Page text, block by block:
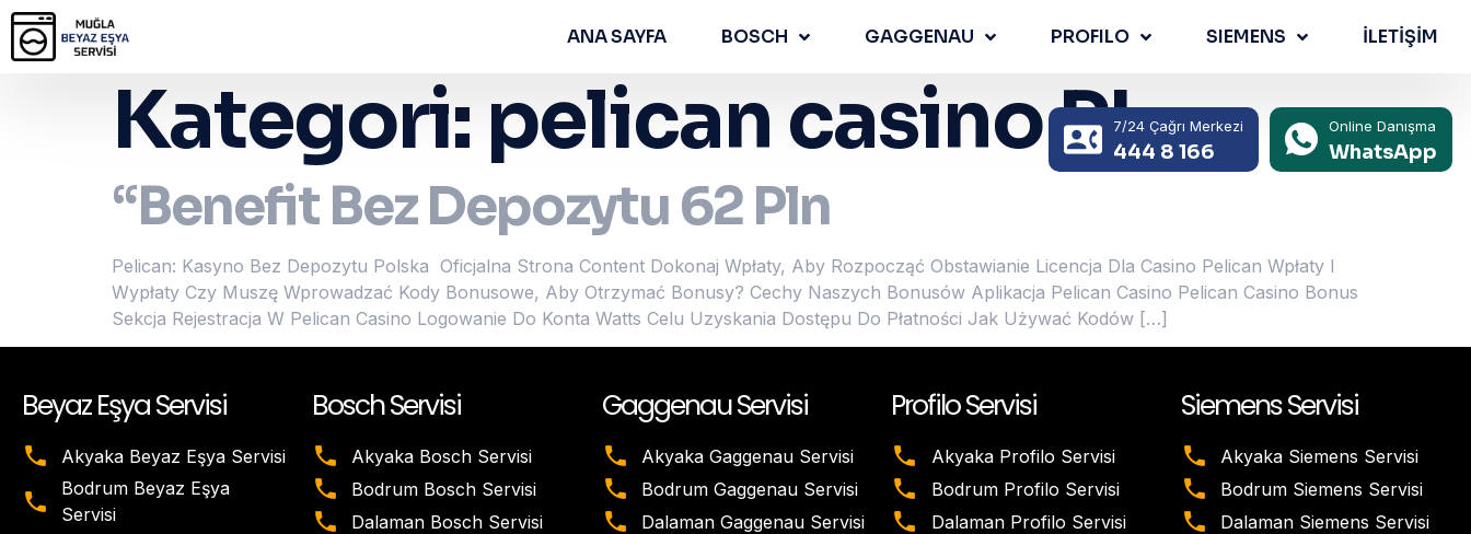
ANA SAYFA BOSCH GAGGENAU PROFILO SIEMENS İLETİŞİM
7/24 Çağrı Merkezi
444 8 166
Online Danışma
WhatsApp
Kategori: pelican casino PL
“Benefit Bez Depozytu 62 Pln
Pelican: Kasyno Bez Depozytu Polska ️ Oficjalna Strona Content Dokonaj Wpłaty, Aby Rozpocząć Obstawianie Licencja Dla Casino Pelican Wpłaty I
Wypłaty Czy Muszę Wprowadzać Kody Bonusowe, Aby Otrzymać Bonusy? Cechy Naszych Bonusów Aplikacja Pelican Casino Pelican Casino Bonus
Sekcja Rejestracja W Pelican Casino Logowanie Do Konta Watts Celu Uzyskania Dostępu Do Płatności Jak Używać Kodów […]
Beyaz Eşya Servisi
Akyaka Beyaz Eşya Servisi
Bodrum Beyaz Eşya
Servisi
Bosch Servisi
Akyaka Bosch Servisi
Bodrum Bosch Servisi
Dalaman Bosch Servisi
Gaggenau Servisi
Akyaka Gaggenau Servisi
Bodrum Gaggenau Servisi
Dalaman Gaggenau Servisi
Profilo Servisi
Akyaka Profilo Servisi
Bodrum Profilo Servisi
Dalaman Profilo Servisi
Siemens Servisi
Akyaka Siemens Servisi
Bodrum Siemens Servisi
Dalaman Siemens Servisi